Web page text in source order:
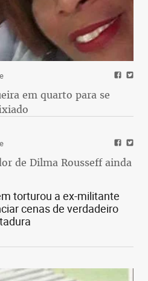
em quarto para se
de Dilma Rousseff ainda
torturou a ex-militante
cenas de verdadeiro